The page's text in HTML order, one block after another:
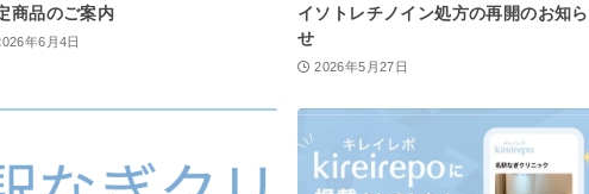
商品のご案内
年6月4日
イソトレチノイン処方の再開のお知ら
せ
2026年5月27日